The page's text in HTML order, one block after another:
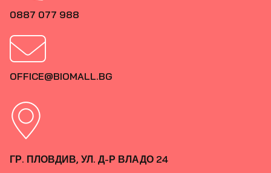
0887 077 988
OFFICE@BIOMALL.BG
ГР. ПЛОВДИВ, УЛ. Д-Р ВЛАДО 24